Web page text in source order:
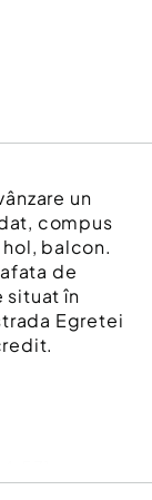
un
compus
balcon.
de
situat în
Egretei